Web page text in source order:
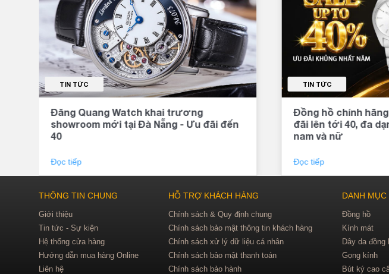
TIN TỨC
Đăng Quang Watch khai trương
showroom mới tại Đà Nẵng - Ưu đãi đến
40
Đọc tiếp
TIN TỨC
Đồng hồ chính
đãi lên tới 40, đa
nam và nữ
Đọc tiếp
THÔNG TIN CHUNG
Giới thiệu
Tin tức - Sự kiện
Hệ thống cửa hàng
Hướng dẫn mua hàng Online
Liên hệ
HỖ TRỢ KHÁCH HÀNG
Chính sách & Quy định chung
Chính sách bảo mật thông tin khách hàng
Chính sách xử lý dữ liệu cá nhân
Chính sách bảo mật thanh toán
Chính sách bảo hành
DANH MỤC
Đồng hồ
Kính mát
Dây da đồng
Gọng kính
Bút ký cao